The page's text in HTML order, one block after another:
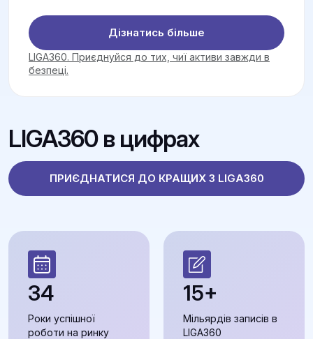
Дізнатись більше
LIGA360. Приєднуйся до тих, чиї активи завжди в
безпеці.
LIGA360 в цифрах
ПРИЄДНАТИСЯ ДО КРАЩИХ З LIGA360
34
Роки успішної
роботи на ринку
15+
Мільярдів записів в
LIGA360